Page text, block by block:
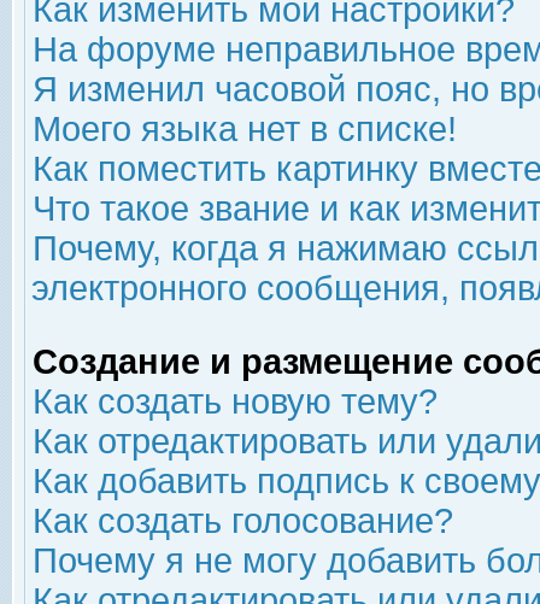
Как изменить мои настройки?
На форуме неправильное
Я изменил часовой пояс, но
Моего языка нет в списке!
Как поместить картинку
Что такое звание и как
Почему, когда я нажимаю
электронного сообщения,
Создание и размещение
Как создать новую тему?
Как отредактировать или
Как добавить подпись к
Как создать голосование?
Почему я не могу добавить